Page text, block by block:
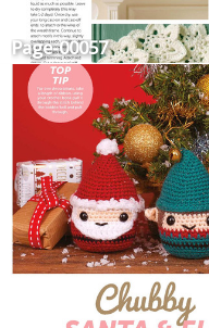
Page-00057